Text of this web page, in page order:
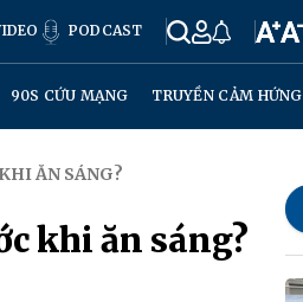
PODCAST
90S CỨU MẠNG TRUYỀN CẢM HỨNG
ĂN SÁNG?
khi ăn sáng?